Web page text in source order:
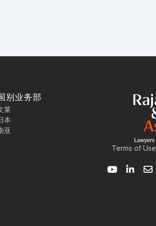
别业务部
莱
本
亚
Terms of Use
Y
o
i
E
n